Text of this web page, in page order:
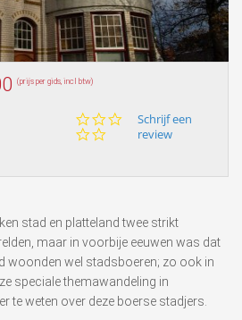
(prijs per gids, incl btw)
0.0
star
Schrijf een
review
stad en platteland twee strikt
maar in voorbije eeuwen was dat
woonden wel stadsboeren; zo ook in
speciale themawandeling in
te weten over deze boerse stadjers.